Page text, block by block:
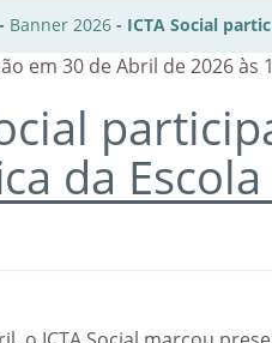
- Banner 2026- ICTA Social
em 30 de Abril de 2026 às
da